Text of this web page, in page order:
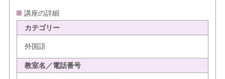
講座の詳細
カテゴリー
外国語
教室名／電話番号